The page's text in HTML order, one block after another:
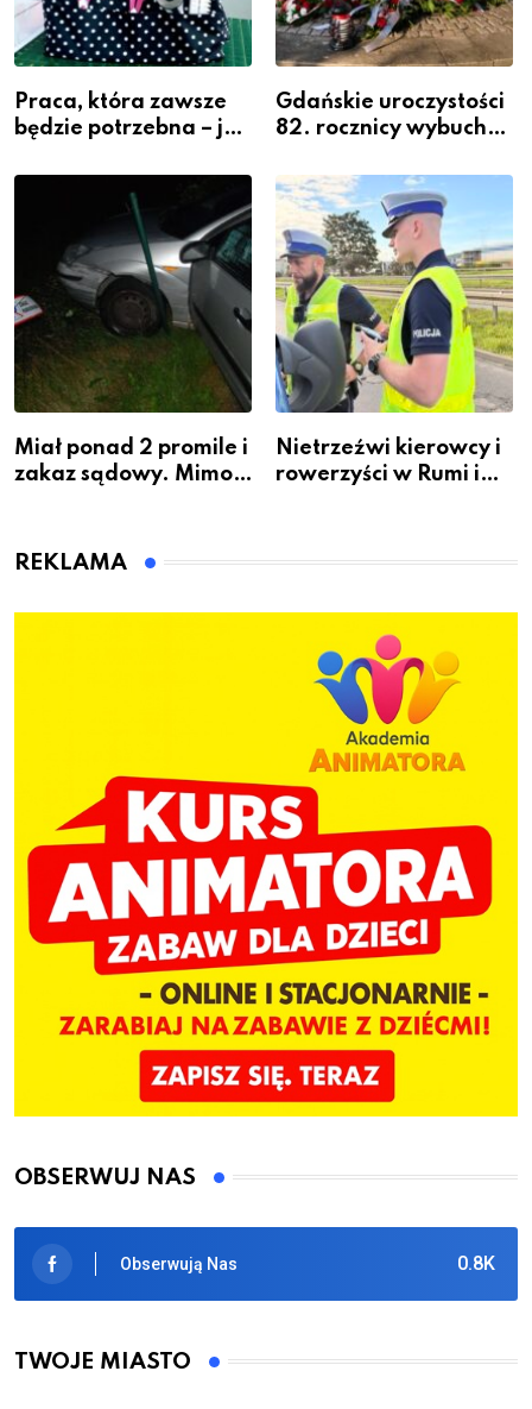
Praca, która zawsze
będzie potrzebna – jak
zawodem przyszłości i
gdzie się go nauczyć?
Gdańskie uroczystości
82. rocznicy wybuchu
Warszawskiego
Miał ponad 2 promile i
zakaz sądowy. Mimo
Bolszewie i uderzył w
Nietrzeźwi kierowcy i
rowerzyści w Rumi i
REKLAMA
OBSERWUJ NAS
0.8K
Obserwują Nas
TWOJE MIASTO